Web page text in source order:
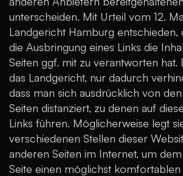
unterscheiden. Mit Urteil vom 12.
Landgericht Hamburg entschieden,
die Ausbringung eines Links die
Seiten ggf. mit zu verantworten hat.
das Landgericht, nur dadurch
dass man sich ausdrücklich von
Seiten distanziert, zu denen auf
Links führen. Möglicherweise legt
verschiedenen Stellen dieser
anderen Seiten im Internet, um
Seite einen möglichst